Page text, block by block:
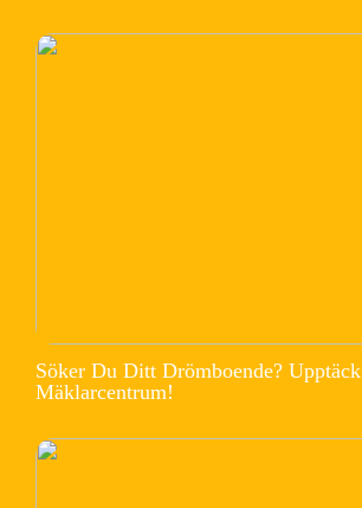
Söker Du Ditt Drömboende? Upptäck
Mäklarcentrum!